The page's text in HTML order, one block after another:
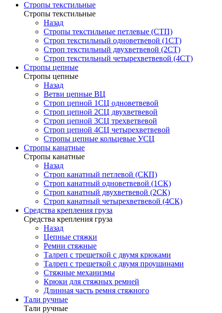
Стропы текстильные
Стропы текстильные
Назад
Стропы текстильные петлевые (СТП)
Строп текстильный одноветвевой (1СТ)
Строп текстильный двухветвевой (2СТ)
Строп текстильный четырехветвевой (4СТ)
Стропы цепные
Стропы цепные
Назад
Ветви цепные ВЦ
Строп цепной 1СЦ одноветвевой
Строп цепной 2СЦ двухветвевой
Строп цепной 3СЦ трехветвевой
Строп цепной 4СЦ четырехветвевой
Стропы цепные кольцевые УСЦ
Стропы канатные
Стропы канатные
Назад
Строп канатный петлевой (СКП)
Строп канатный одноветвевой (1СК)
Строп канатный двухветвевой (2СК)
Строп канатный четырехветвевой (4СК)
Средства крепления груза
Средства крепления груза
Назад
Цепные стяжки
Ремни стяжные
Талреп с трещеткой с двумя крюками
Талреп с трещеткой с двумя проушинами
Стяжные механизмы
Крюки для стяжных ремней
Длинная часть ремня стяжного
Тали ручные
Тали ручные